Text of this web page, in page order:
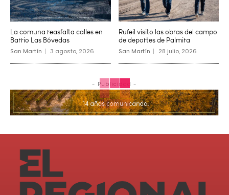
La comuna reasfalta calles en
Barrio Las Bóvedas
San Martín 3 agosto, 2026
Rufeil visito las obras del campo
de deportes de Palmira
San Martín 28 julio, 2026
- Publicidad -